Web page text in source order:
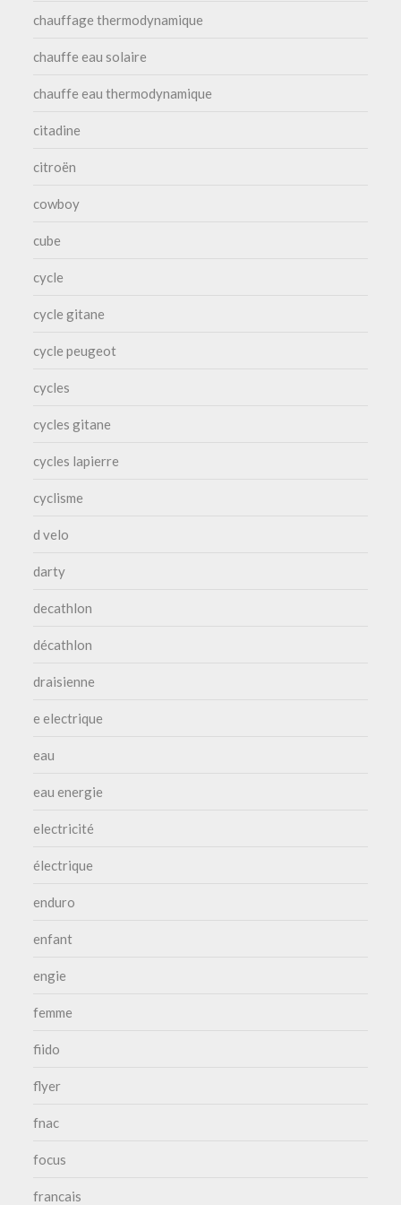
chauffage thermodynamique
chauffe eau solaire
chauffe eau thermodynamique
citadine
citroën
cowboy
cube
cycle
cycle gitane
cycle peugeot
cycles
cycles gitane
cycles lapierre
cyclisme
d velo
darty
decathlon
décathlon
draisienne
e electrique
eau
eau energie
electricité
électrique
enduro
enfant
engie
femme
fiido
flyer
fnac
focus
francais